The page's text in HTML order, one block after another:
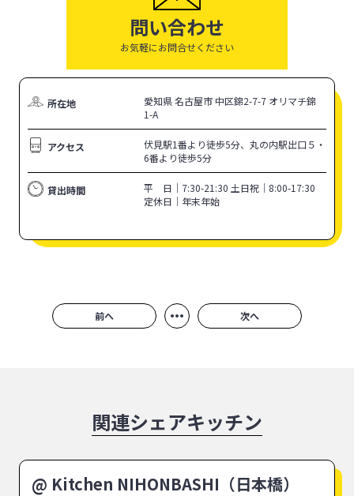
問い合わせ
お気軽にお問合せください
所在地
愛知県 名古屋市 中区錦2-7-7 オリマチ錦
1-A
アクセス
伏見駅1番より徒歩5分、丸の内駅出口５・
6番より徒歩5分
貸出時間
平 日｜7:30-21:30 土日祝｜8:00-17:30
定休日｜年末年始
前へ ••• 次へ
関連シェアキッチン
@ Kitchen NIHONBASHI（日本橋）